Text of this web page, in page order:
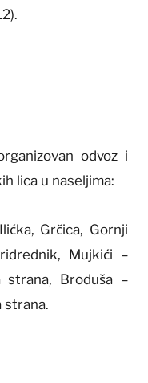
odvoz i
lica u naseljima:
Grčica, Gornji
Mujkići –
strana, Broduša –
strana.